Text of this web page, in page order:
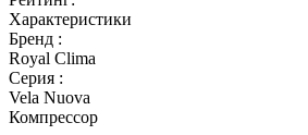
Характеристики
Бренд :
Royal Clima
Серия :
Vela Nuova
Компрессор